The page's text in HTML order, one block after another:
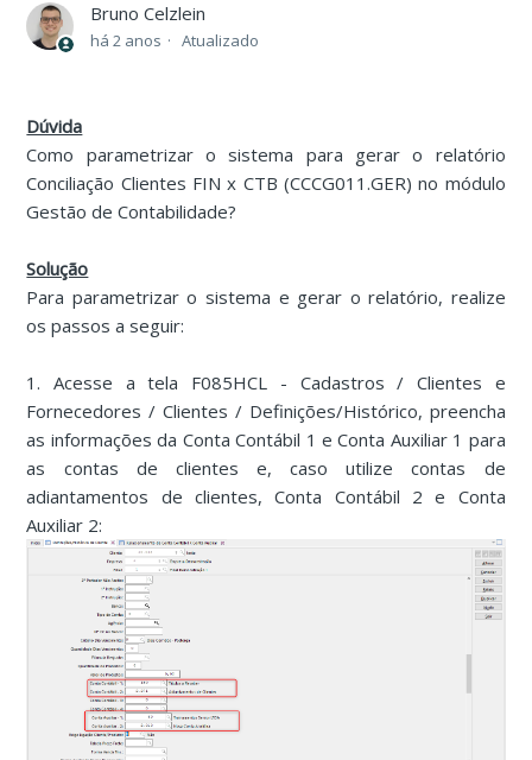
Bruno Celzlein
há 2 anos Atualizado
Dúvida
Como parametrizar o sistema para gerar o relatório
Conciliação Clientes FIN x CTB (CCCG011.GER) no módulo
Gestão de Contabilidade?
Solução
Para parametrizar o sistema e gerar o relatório, realize
os passos a seguir:
1. Acesse a tela F085HCL - Cadastros / Clientes e
Fornecedores / Clientes / Definições/Histórico, preencha
as informações da Conta Contábil 1 e Conta Auxiliar 1 para
as contas de clientes e, caso utilize contas de
adiantamentos de clientes, Conta Contábil 2 e Conta
Auxiliar 2: